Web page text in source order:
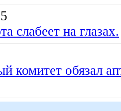
слабеет на глазах.
комитет обязал